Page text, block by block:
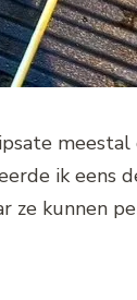
ik eens
ze kunnen